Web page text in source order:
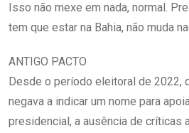
Isso não mexe em nada, normal.
tem que estar na Bahia, não muda
ANTIGO PACTO
Desde o período eleitoral de 2022,
negava a indicar um nome para
presidencial, a ausência de críticas